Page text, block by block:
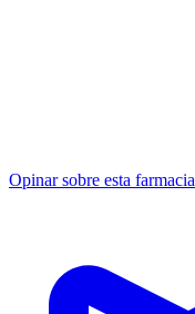
Opinar sobre esta farmacia